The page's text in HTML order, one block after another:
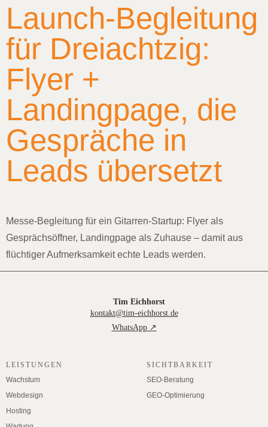
Launch-Begleitung
für Dreiachtzig:
Flyer +
Landingpage, die
Gespräche in
Leads übersetzt
Messe-Begleitung für ein Gitarren-Startup: Flyer als
Gesprächsöffner, Landingpage als Zuhause – damit aus
flüchtiger Aufmerksamkeit echte Leads werden.
Tim Eichhorst
kontakt@tim-eichhorst.de
WhatsApp ↗
LEISTUNGEN
Wachstum
Webdesign
Hosting
SICHTBARKEIT
SEO-Beratung
GEO-Optimierung